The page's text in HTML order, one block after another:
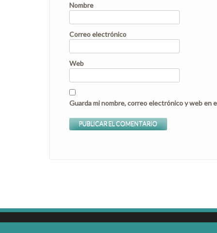
Nombre
Correo electrónico
Web
Guarda mi nombre, correo electrónico y web en